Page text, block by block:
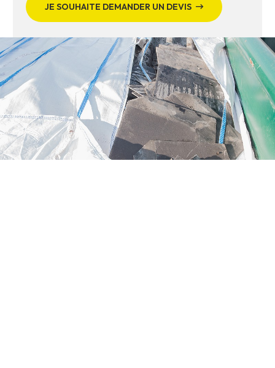
JE SOUHAITE DEMANDER UN DEVIS